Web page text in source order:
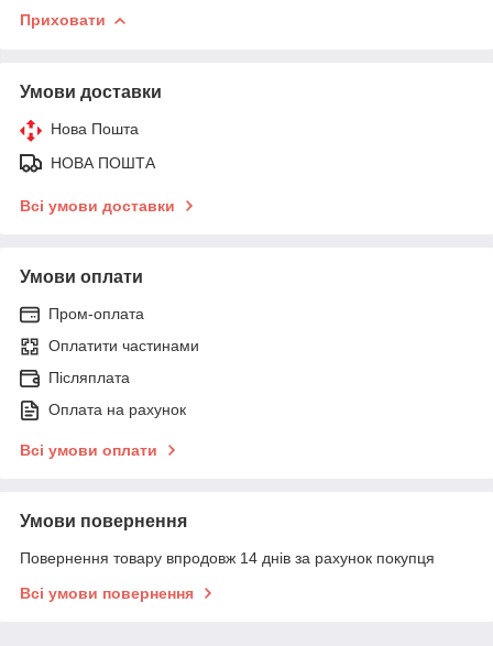
Приховати
Умови доставки
Нова Пошта
НОВА ПОШТА
Всі умови доставки
Умови оплати
Пром-оплата
Оплатити частинами
Післяплата
Оплата на рахунок
Всі умови оплати
Умови повернення
Повернення товару впродовж 14 днів за рахунок покупця
Всі умови повернення